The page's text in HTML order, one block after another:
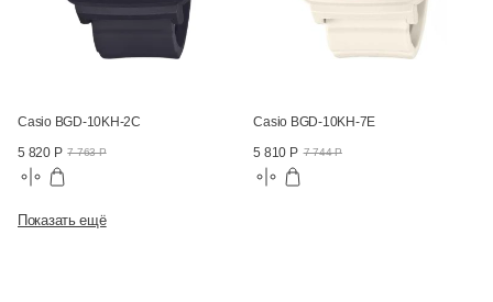
Casio BGD-10KH-2C
5 820 Р 7 763 Р
Casio BGD-10KH-7E
5 810 Р 7 744 Р
Показать ещё